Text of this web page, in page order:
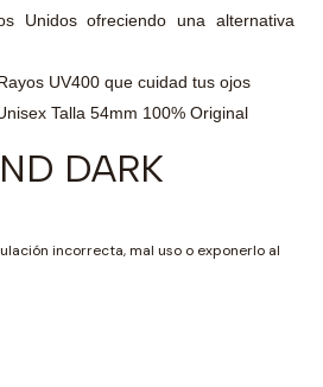
Unidos ofreciendo una alternativa
UV400 que cuidad tus ojos
Talla 54mm 100% Original
DARK
incorrecta, mal uso o exponerlo al